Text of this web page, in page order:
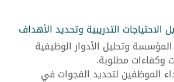
الاحتياجات التدريبية وتحديد الأهداف
وتحليل الأدوار الوظيفية
وكفاءات مطلوبة.
الموظفين لتحديد الفجوات في